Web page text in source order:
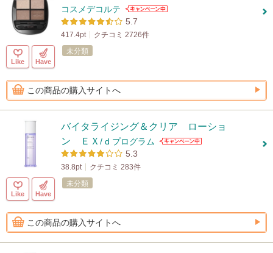
コスメデコルテ
5.7
417.4pt クチコミ 2726件
Like Have
未分類
この商品の購入サイトへ
バイタライジング＆クリア ローショ
ン ＥＸ / d プログラム
5.3
38.8pt クチコミ 283件
Like Have
未分類
この商品の購入サイトへ